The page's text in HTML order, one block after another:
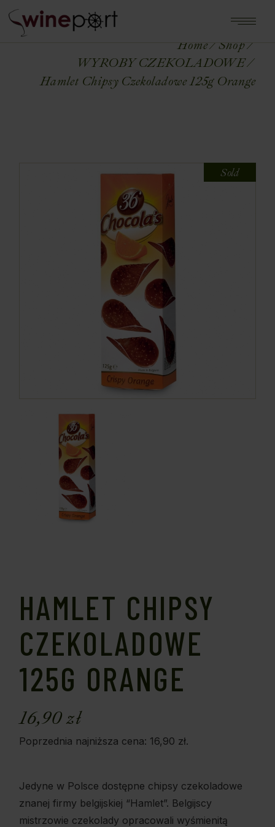
Home
Shop
WYROBY CZEKOLADOWE
Hamlet Chipsy Czekoladowe 125g Orange
Sold
HAMLET CHIPSY
CZEKOLADOWE
125G ORANGE
16,90zł
Poprzednia najniższa cena: 16,90 zł.
Jedyne w Polsce dostępne chipsy czekoladowe
znanej firmy belgijskiej “Hamlet”. Belgijscy
mistrzowie czekolady opracowali wyśmienitą